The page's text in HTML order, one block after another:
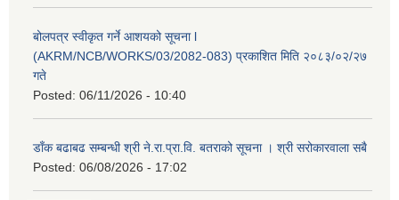
बोलपत्र स्वीकृत गर्ने आशयको सूचना l
(AKRM/NCB/WORKS/03/2082-083) प्रकाशित मिति २०८३/०२/२७
गते
Posted: 06/11/2026 - 10:40
डाँक बढाबढ सम्बन्धी श्री ने.रा.प्रा.वि. बतराको सूचना । श्री सरोकारवाला सबै
Posted: 06/08/2026 - 17:02